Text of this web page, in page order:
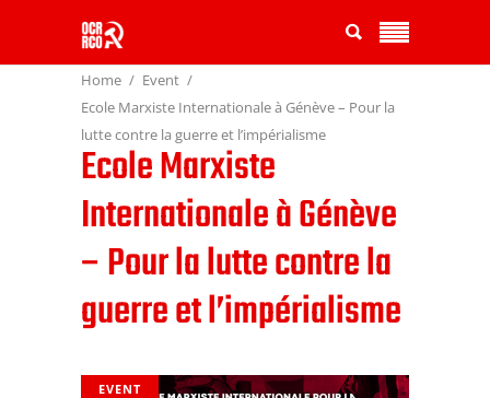
Home
Event
Ecole Marxiste Internationale à Génève – Pour la
lutte contre la guerre et l’impérialisme
Ecole Marxiste
Internationale à Génève
– Pour la lutte contre la
guerre et l’impérialisme
EVENT